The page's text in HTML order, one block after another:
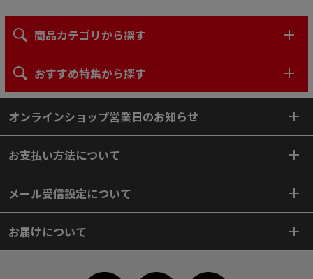
商品カテゴリから探す
おすすめ特集から探す
オンラインショップ営業日のお知らせ
お支払い方法について
メール受信設定について
お届けについて